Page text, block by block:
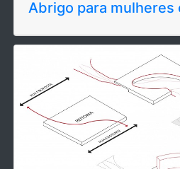
Abrigo para mulheres